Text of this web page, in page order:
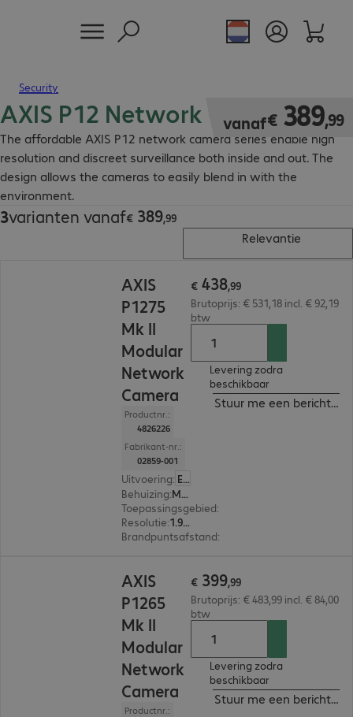
Security
AXIS P12 Network Camera
The affordable AXIS P12 network camera series enable high
resolution and discreet surveillance both inside and out. The
design allows the cameras to easily blend in with the
environment.
vanaf€ 389,99
€ 389,99
3varianten vanaf€ 389,99
€ 389,99
Relevantie
AXIS
P1275
Mk II
Modular
Network
Camera
Productnr.:
4826226
Fabrikant-nr.:
02859-001
Uitvoering: Europa
Behuizing:
Modulair camerasysteem
Toepassingsgebied:
Resolutie:
1.920 x 1.080
Brandpuntsafstand:
€ 438,99
Brutoprijs: € 531,18 incl. € 92,19
btw
Levering zodra
beschikbaar
Stuur me een bericht
AXIS
P1265
Mk II
Modular
Network
Camera
Productnr.:
€ 399,99
Brutoprijs: € 483,99 incl. € 84,00
btw
Levering zodra
beschikbaar
Stuur me een bericht